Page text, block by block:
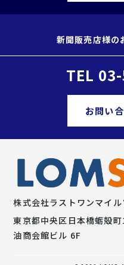
新聞販売店様の
TEL
お問い
株式会社ラストワンマイ
東京都中央区日本橋蛎殻
油商会館ビル 6F